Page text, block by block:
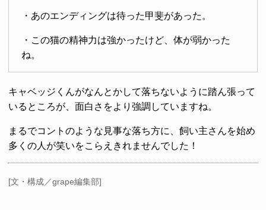
・あのエンディングは待った甲斐があった。
・この猫の精神力は強かったけど、体が弱かった
ね。
キャベッジくんがなんとかして落ちないように踏ん張って
いるところが、面白さをより強調していますね。
まるでコントのような見事な落ち方に、飼い主さんを始め
多くの人が笑いをこらえきれませんでした！
[文・構成／grape編集部]